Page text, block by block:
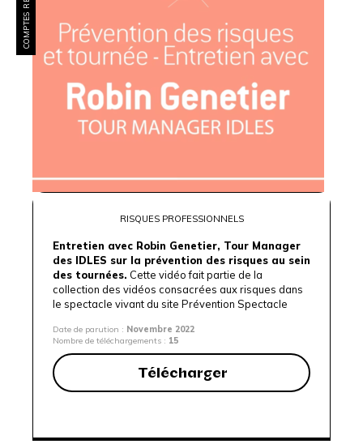
RISQUES PROFESSIONNELS
Entretien avec Robin Genetier, Tour Manager
des IDLES sur la prévention des risques au sein
des tournées. Cette vidéo fait partie de la
collection des vidéos consacrées aux risques dans
le spectacle vivant du site Prévention Spectacle
Date de parution : Novembre 2022
Nombre de téléchargements : 15
Télécharger